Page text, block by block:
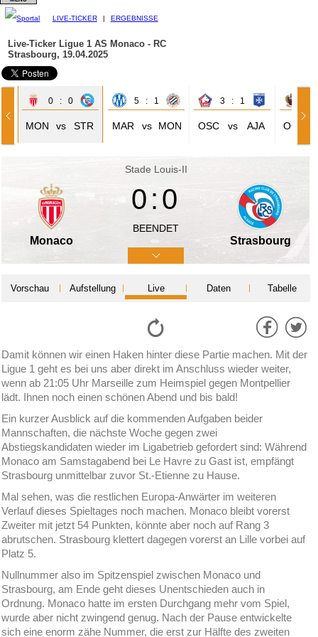
LIVE-TICKER | ERGEBNISSE
Live-Ticker Ligue 1 AS Monaco - RC
Strasbourg, 19.04.2025
0 : 0
MON vs STR
5 : 1
MAR vs MON
3 : 1
OSC vs AJA OGC
Stade Louis-II
Monaco
0:0
BEENDET
Strasbourg
Vorschau Aufstellung Live Daten Tabelle
Damit können wir einen Haken hinter diese Partie machen. Mit der
Ligue 1 geht es bei uns aber direkt im Anschluss wieder weiter,
wenn ab 21:05 Uhr Marseille zum Heimspiel gegen Montpellier
lädt. Ihnen noch einen schönen Abend und bis bald!
Ein kurzer Ausblick auf die kommenden Aufgaben beider
Mannschaften, die nächste Woche gegen zwei
Abstiegskandidaten wieder im Ligabetrieb gefordert sind: Während
Monaco am Samstagabend bei Le Havre zu Gast ist, empfängt
Strasbourg unmittelbar zuvor St.-Etienne zu Hause.
Mal sehen, was die restlichen Europa-Anwärter im weiteren
Verlauf dieses Spieltages noch machen. Monaco bleibt vorerst
Zweiter mit jetzt 54 Punkten, könnte aber noch auf Rang 3
abrutschen. Strasbourg klettert dagegen vorerst an Lille vorbei auf
Platz 5.
Nullnummer also im Spitzenspiel zwischen Monaco und
Strasbourg, am Ende geht dieses Unentschieden auch in
Ordnung. Monaco hatte im ersten Durchgang mehr vom Spiel,
wurde aber nicht zwingend genug. Nach der Pause entwickelte
sich eine enorm zähe Nummer, die erst zur Hälfte des zweiten